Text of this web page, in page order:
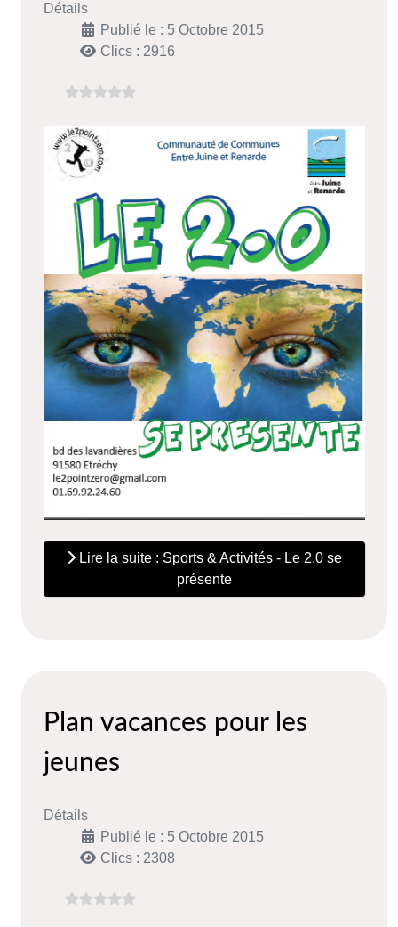
Détails
Publié le : 5 Octobre 2015
Clics : 2916
Lire la suite : Sports & Activités - Le 2.0 se
présente
Plan vacances pour les
jeunes
Détails
Publié le : 5 Octobre 2015
Clics : 2308